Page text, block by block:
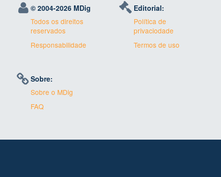
© 2004-2026 MDig
Todos os direitos
reservados
Responsabilidade
Editorial:
Política de
privaciodade
Termos de uso
Sobre:
Sobre o MDig
FAQ